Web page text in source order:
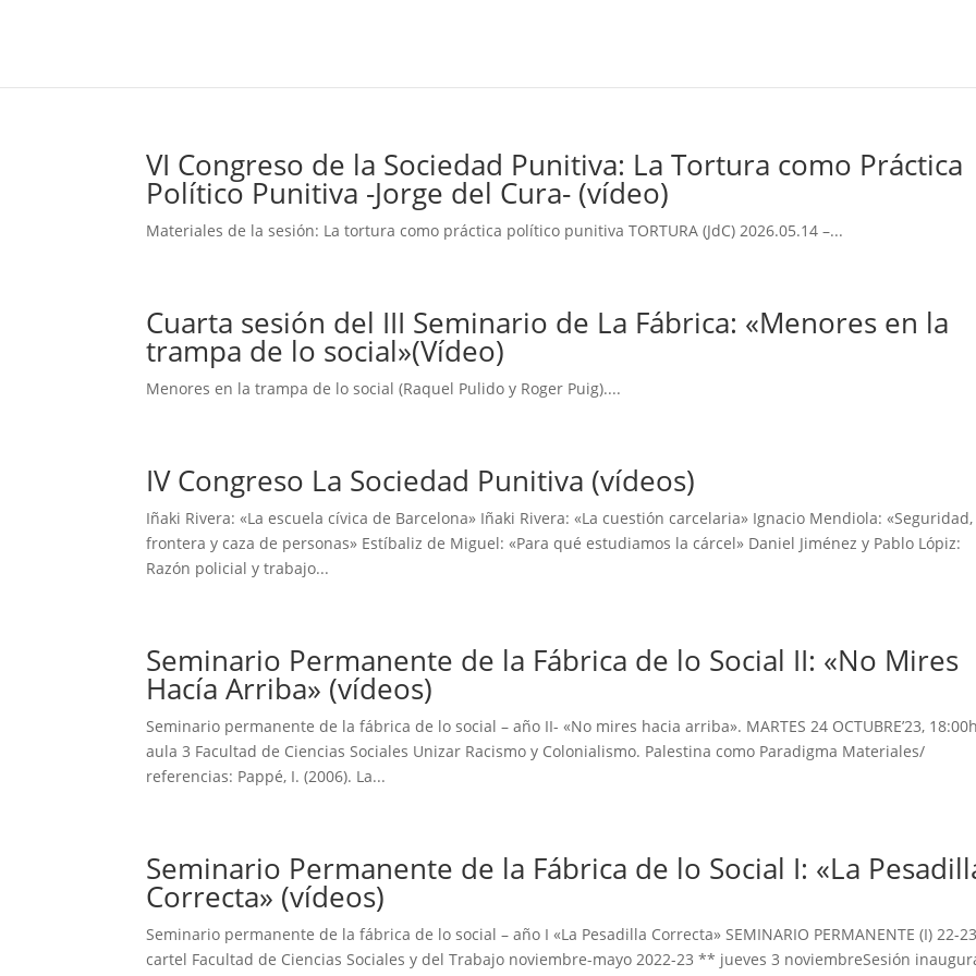
VI Congreso de la Sociedad Punitiva: La Tortura como Práctica
Político Punitiva -Jorge del Cura- (vídeo)
Materiales de la sesión: La tortura como práctica político punitiva TORTURA (JdC) 2026.05.14 –...
Cuarta sesión del III Seminario de La Fábrica: «Menores en la
trampa de lo social»(Vídeo)
Menores en la trampa de lo social (Raquel Pulido y Roger Puig)....
IV Congreso La Sociedad Punitiva (vídeos)
Iñaki Rivera: «La escuela cívica de Barcelona» Iñaki Rivera: «La cuestión carcelaria» Ignacio Mendiola: «Seguridad,
frontera y caza de personas» Estíbaliz de Miguel: «Para qué estudiamos la cárcel» Daniel Jiménez y Pablo Lópiz:
Razón policial y trabajo...
Seminario Permanente de la Fábrica de lo Social II: «No Mires
Hacía Arriba» (vídeos)
Seminario permanente de la fábrica de lo social – año II- «No mires hacia arriba». MARTES 24 OCTUBRE’23,
aula 3 Facultad de Ciencias Sociales Unizar Racismo y Colonialismo. Palestina como Paradigma Materiales/
referencias: Pappé, I. (2006). La...
Seminario Permanente de la Fábrica de lo Social I: «La
Correcta» (vídeos)
Seminario permanente de la fábrica de lo social – año I «La Pesadilla Correcta» SEMINARIO PERMANENTE (I) 22-23
cartel Facultad de Ciencias Sociales y del Trabajo noviembre-mayo 2022-23 ** jueves 3 noviembreSesión